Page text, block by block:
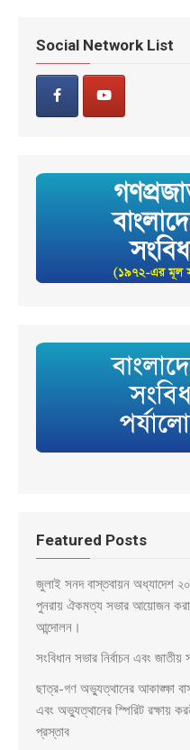
Social Network List
Featured Posts
জুলাই সনদ বাস্তবায়ন অধ্যাদেশ
পুনরায় ঐকমত্য সভার আয়োজন করার
আন্দোলন।
সংবিধান সভার নির্বাচন এবং জাতীয়
ছাত্র-গণ অভ্যুত্থানের আকাঙ্ক্ষা
এবং অভ্যুত্থানের স্পিরিট রক্ষায়
প্রস্তাব